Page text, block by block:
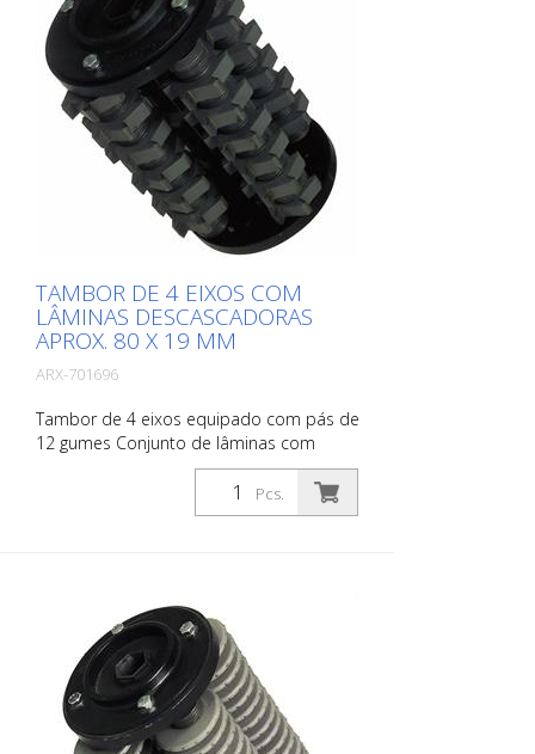
TAMBOR DE 4 EIXOS COM
LÂMINAS DESCASCADORAS
APROX. 80 X 19 MM
ARX-701696
Tambor de 4 eixos equipado com pás de
12 gumes Conjunto de lâminas com
insertos de metal duro para remoção de
revestimentos antigos e para
demarcação de revestimentos de
Pcs.